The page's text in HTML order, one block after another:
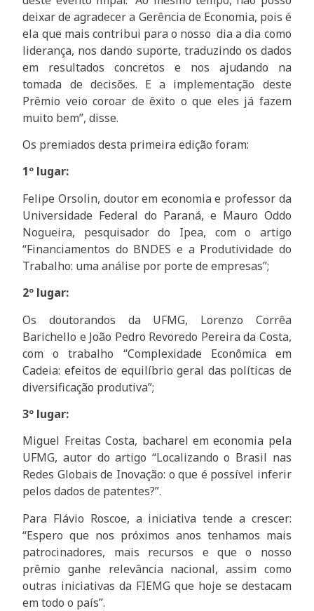
deixar de agradecer a Gerência de Economia, pois é
ela que mais contribui para o nosso dia a dia como
liderança, nos dando suporte, traduzindo os dados
em resultados concretos e nos ajudando na
tomada de decisões. E a implementação deste
Prêmio veio coroar de êxito o que eles já fazem
muito bem”, disse.
Os premiados desta primeira edição foram:
1º lugar:
Felipe Orsolin, doutor em economia e professor da
Universidade Federal do Paraná, e Mauro Oddo
Nogueira, pesquisador do Ipea, com o artigo
“Financiamentos do BNDES e a Produtividade do
Trabalho: uma análise por porte de empresas”;
2º lugar:
Os doutorandos da UFMG, Lorenzo Corrêa
Barichello e João Pedro Revoredo Pereira da Costa,
com o trabalho “Complexidade Econômica em
Cadeia: efeitos de equilíbrio geral das políticas de
diversificação produtiva”;
3º lugar:
Miguel Freitas Costa, bacharel em economia pela
UFMG, autor do artigo “Localizando o Brasil nas
Redes Globais de Inovação: o que é possível inferir
pelos dados de patentes?”.
Para Flávio Roscoe, a iniciativa tende a crescer:
“Espero que nos próximos anos tenhamos mais
patrocinadores, mais recursos e que o nosso
prêmio ganhe relevância nacional, assim como
outras iniciativas da FIEMG que hoje se destacam
em todo o país”.